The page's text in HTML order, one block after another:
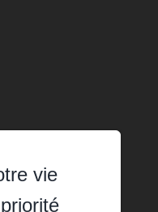
vie